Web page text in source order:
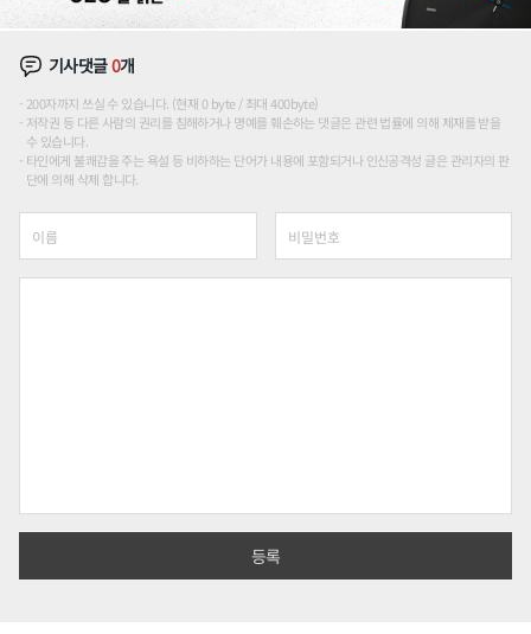
기사댓글0개
200자까지 쓰실 수 있습니다. (현재 0 byte / 최대 400byte)
저작권 등 다른 사람의 권리를 침해하거나 명예를 훼손하는 댓글은 관련 법률에 의해 제재를 받을
수 있습니다.
타인에게 불쾌감을 주는 욕설 등 비하하는 단어가 내용에 포함되거나 인신공격성 글은 관리자의 판
단에 의해 삭제 합니다.